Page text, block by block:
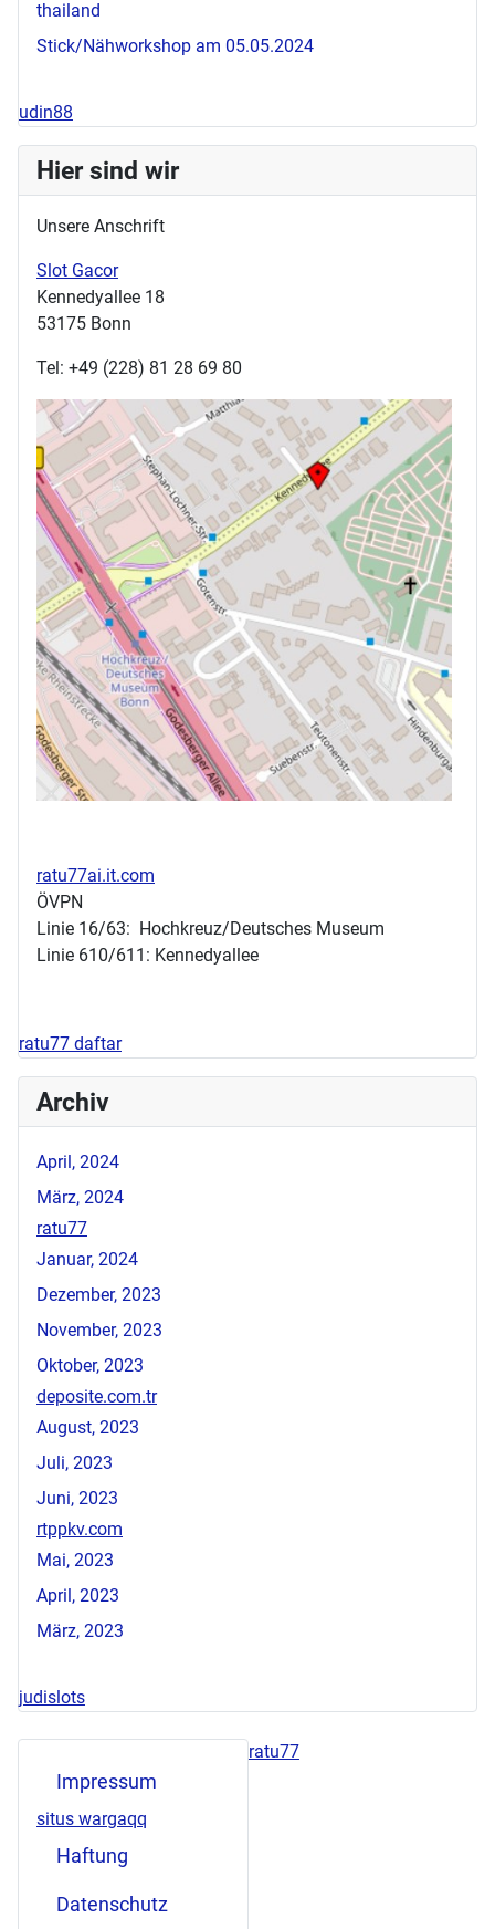
thailand
Stick/Nähworkshop am 05.05.2024
udin88
Hier sind wir
Unsere Anschrift
Slot Gacor
Kennedyallee 18
53175 Bonn
Tel: +49 (228) 81 28 69 80
ratu77ai.it.com
ÖVPN
Linie 16/63: Hochkreuz/Deutsches Museum
Linie 610/611: Kennedyallee
ratu77 daftar
Archiv
April, 2024
März, 2024
ratu77
Januar, 2024
Dezember, 2023
November, 2023
Oktober, 2023
deposite.com.tr
August, 2023
Juli, 2023
Juni, 2023
rtppkv.com
Mai, 2023
April, 2023
März, 2023
judislots
Impressum
situs wargaqq
Haftung
Datenschutz
ratu77